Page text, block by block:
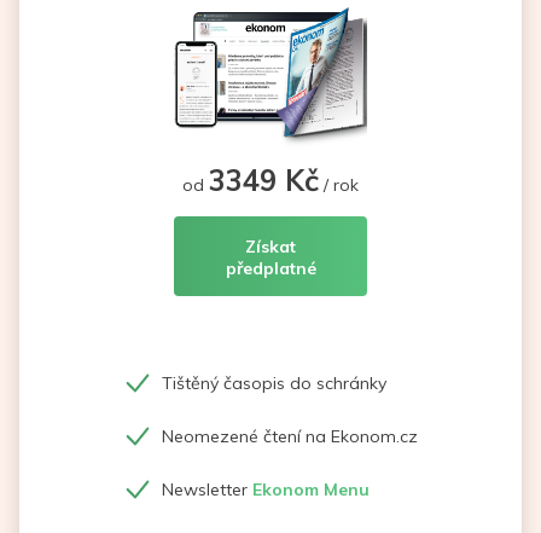
od 3349 Kč / rok
Získat
předplatné
Tištěný časopis do schránky
Neomezené čtení na Ekonom.cz
Newsletter Ekonom Menu